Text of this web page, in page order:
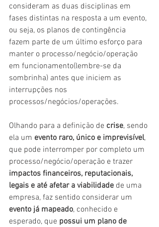
consideram as duas disciplinas em
fases distintas na resposta a um evento,
ou seja, os planos de contingência
fazem parte de um último esforço para
manter o processo/negócio/operação
em funcionamento(lembre-se da
sombrinha) antes que iniciem as
interrupções nos
processos/negócios/operações.
Olhando para a definição de crise, sendo
ela um evento raro, único e imprevisível,
que pode interromper por completo um
processo/negócio/operação e trazer
impactos financeiros, reputacionais,
legais e até afetar a viabilidade de uma
empresa, faz sentido considerar um
evento já mapeado, conhecido e
esperado, que possui um plano de